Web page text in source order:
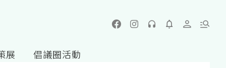
展 倡議圈活動